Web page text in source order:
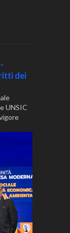
dei
UNSIC